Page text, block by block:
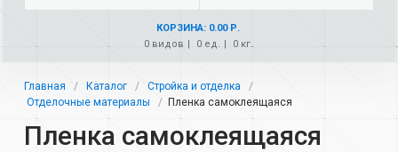
КОРЗИНА: 0.00 Р.
0 видов
0 ед. 0 кг.
Главная Каталог
Стройка и отделка
Отделочные материалы
Пленка самоклеящаяся
Пленка самоклеящаяся